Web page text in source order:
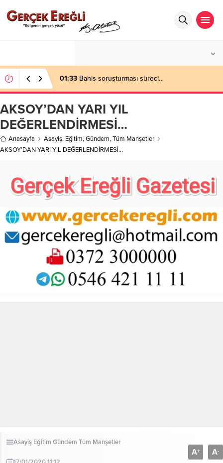
01:33 Bahis soruşturması süreci…
AKSOY’DAN YARI YIL
DEĞERLENDİRMESİ…
Anasayfa Asayiş, Eğitim,Gündem,Tüm Manşetler
AKSOY’DAN YARI YIL DEĞERLENDİRMESİ…
Asayiş Eğitim Gündem Tüm Manşetler
A+ A-